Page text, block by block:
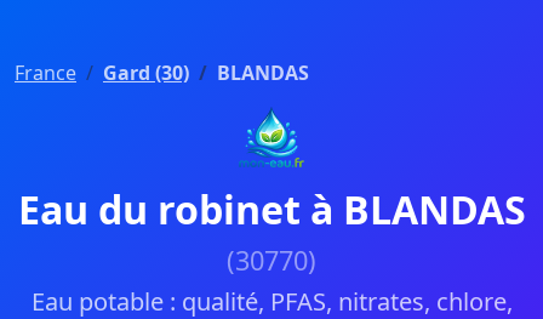
France Gard (30) BLANDAS
Eau du robinet à BLANDAS
(30770)
Eau potable : qualité, PFAS, nitrates, chlore,